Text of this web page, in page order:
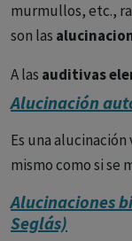
murmullos, etc.,
son las
A las auditivas
acoasmas.
ConEugen Bleuler
alucinaciones
1) Intensidad.
intensidad
Alucinación
Es una
mismo como si se
Alucinaciones
Seglás)